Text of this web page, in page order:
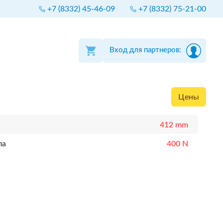
+7 (8332) 45-46-09 +7 (8332) 75-21-00
Вход для партнеров:
Цены
412 mm
400 N